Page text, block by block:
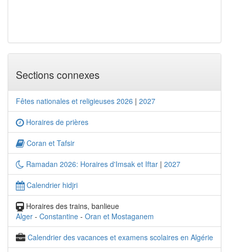
Sections connexes
Fêtes nationales et religieuses 2026 | 2027
Horaires de prières
Coran et Tafsir
Ramadan 2026: Horaires d'Imsak et Iftar | 2027
Calendrier hidjri
Horaires des trains, banlieue
Alger - Constantine - Oran et Mostaganem
Calendrier des vacances et examens scolaires en Algérie